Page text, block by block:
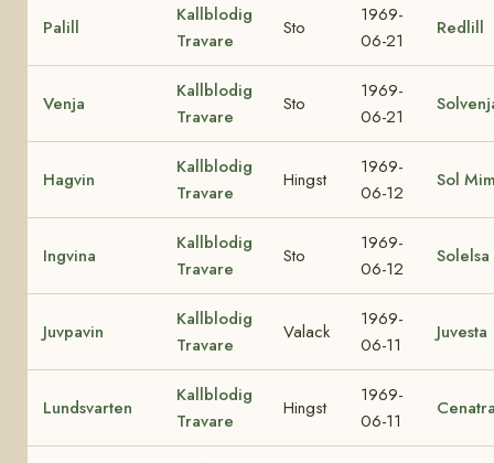
Palill
Kallblodig
Travare
Sto
1969-
06-21
Redlill
Venja
Kallblodig
Travare
Sto
1969-
06-21
Hagvin
Kallblodig
Travare
Hingst
1969-
06-12
Sol
Ingvina
Kallblodig
Travare
Sto
1969-
06-12
Solelsa
Juvpavin
Kallblodig
Travare
Valack
1969-
06-11
Juvesta
Lundsvarten
Kallblodig
Travare
Hingst
1969-
06-11